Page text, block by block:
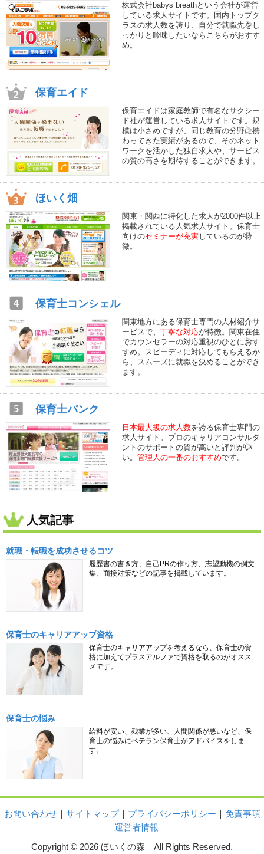
株式会社babys breathという会社が運営
している求人サイトです。国内トップク
ラスの求人数を誇り、自分で就職先をし
っかりと吟味したいならこちらがおすす
め。
保育エイド
保育エイドは家庭教師で有名なサクシー
ド社が運営している求人サイトです。規
模は小さめですが、同じ教育の分野に携
わってきた実績があるので、そのネット
ワークを活かした独自求人や、サービス
の質の高さを期待することができます。
ほいく畑
関東・関西に特化した求人が2000件以上
掲載されている人気求人サイト。保育士
向けのセミナーが充実しているのが特
徴。
保育士コンシェル
関東地方にある保育士専門の人材紹介サ
ービスで、丁寧な対応が特徴。関東在住
でカウンセラーの対応重視のひとにおす
すめ。スピーディに対応してもらえるか
ら、スムーズに就職を決めることができ
ます。
保育士バンク
日本最大級の求人数を誇る保育士専門の
求人サイト。プロのキャリアコンサルタ
ントのサポートの質が高いと評判がい
い。管理人の一番のおすすめです。
人気記事
就職・転職を成功させるコツ
履歴書の書き方、自己PRの作り方、志望動機の例文
集、面接対策などの記事を掲載しています。
保育士のキャリアアップ資格
保育士のキャリアアップを考えるなら、保育士の資
格に加えてプラスアルファで資格を取るのがオスス
メです。
保育士の悩み
給料が安い、残業が多い、人間関係が悪いなど、保
育士の悩みにベテラン保育士がアドバイスをしま
す。
お問い合わせ｜ サイトマップ｜ プライバシーポリシー ｜ 免責事項
｜ 運営者情報
Copyright © 2026 ほいくの森 All Rights Reserved.